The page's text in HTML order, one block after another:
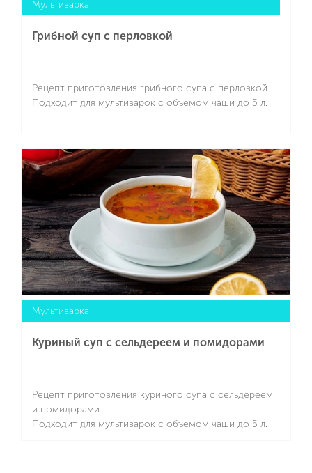
Мультиварка
Грибной суп с перловкой
Рецепт приготовления грибного супа с перловкой.
Подходит для мультиварок с объемом чаши до 5 л.
Подробнее
Мультиварка
Куриный суп с сельдереем и помидорами
Рецепт приготовления куриного супа с сельдереем
и помидорами.
Подходит для мультиварок с объемом чаши до 5 л.